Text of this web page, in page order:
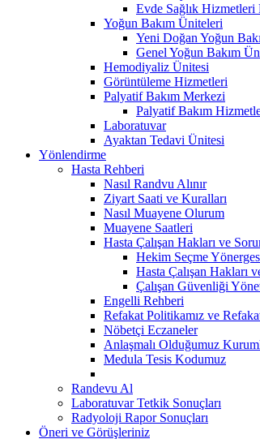
Evde Sağlık Hizmetleri
Yoğun Bakım Üniteleri
Yeni Doğan Yoğun
Genel Yoğun Bakım
Hemodiyaliz Ünitesi
Görüntüleme Hizmetleri
Palyatif Bakım Merkezi
Palyatif Bakım
Laboratuvar
Ayaktan Tedavi Ünitesi
Yönlendirme
Hasta Rehberi
Nasıl Randvu Alınır
Ziyart Saati ve Kuralları
Nasıl Muayene Olurum
Muayene Saatleri
Hasta Çalışan Hakları ve
Hekim Seçme
Hasta Çalışan Hakları
Çalışan Güvenliği
Engelli Rehberi
Refakat Politikamız ve
Nöbetçi Eczaneler
Anlaşmalı Olduğumuz
Medula Tesis Kodumuz
Randevu Al
Laboratuvar Tetkik Sonuçları
Radyoloji Rapor Sonuçları
Öneri ve Görüşleriniz